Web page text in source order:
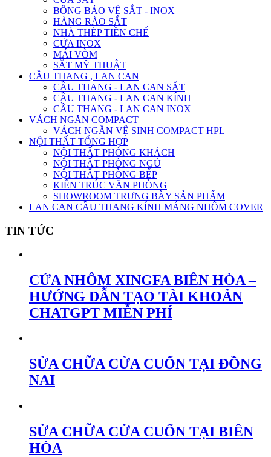
BÔNG BẢO VỆ SẮT - INOX
HÀNG RÀO SẮT
NHÀ THÉP TIỀN CHẾ
CỬA INOX
MÁI VÒM
SẮT MỸ THUẬT
CẦU THANG , LAN CAN
CẦU THANG - LAN CAN SẮT
CẦU THANG - LAN CAN KÍNH
CẦU THANG - LAN CAN INOX
VÁCH NGĂN COMPACT
VÁCH NGĂN VỆ SINH COMPACT HPL
NỘI THẤT TỔNG HỢP
NỘI THẤT PHÒNG KHÁCH
NỘI THẤT PHÒNG NGỦ
NỘI THẤT PHÒNG BẾP
KIẾN TRÚC VĂN PHÒNG
SHOWROOM TRƯNG BÀY SẢN PHẨM
LAN CAN CẦU THANG KÍNH MÁNG NHÔM COVER
TIN TỨC
CỬA NHÔM XINGFA BIÊN HÒA –
HƯỚNG DẪN TẠO TÀI KHOẢN
CHATGPT MIỄN PHÍ
SỬA CHỮA CỬA CUỐN TẠI ĐỒNG
NAI
SỬA CHỮA CỬA CUỐN TẠI BIÊN
HÒA